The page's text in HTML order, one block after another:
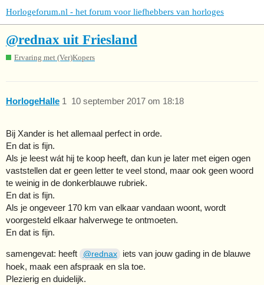
Horlogeforum.nl - het forum voor liefhebbers van horloges
@rednax uit Friesland
Ervaring met (Ver)Kopers
HorlogeHalle 10 september 2017 om 18:18
1
Bij Xander is het allemaal perfect in orde.
En dat is fijn.
Als je leest wát hij te koop heeft, dan kun je later met eigen ogen
vaststellen dat er geen letter te veel stond, maar ook geen woord
te weinig in de donkerblauwe rubriek.
En dat is fijn.
Als je ongeveer 170 km van elkaar vandaan woont, wordt
voorgesteld elkaar halverwege te ontmoeten.
En dat is fijn.
samengevat: heeft @rednax
iets van jouw gading in de blauwe
hoek, maak een afspraak en sla toe.
Plezierig en duidelijk.